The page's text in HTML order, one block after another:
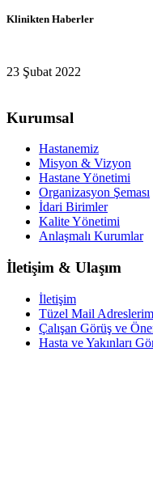
Klinikten Haberler
23 Şubat 2022
Kurumsal
Hastanemiz
Misyon & Vizyon
Hastane Yönetimi
Organizasyon Şeması
İdari Birimler
Kalite Yönetimi
Anlaşmalı Kurumlar
İletişim & Ulaşım
İletişim
Tüzel Mail
Çalışan Görüş ve
Hasta ve Yakınları